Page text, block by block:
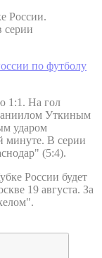
России.
серии
по футболу
1:1. На гол
Уткиным
ударом
минуте. В серии
(5:4).
России будет
19 августа. За